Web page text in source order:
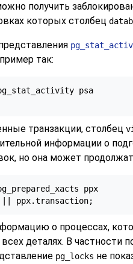
получить
которых столбец
так:
pg_stat_activity psa
транзакции, столбец
информации о
но она может
ppx
ppx.transaction;
о процессах,
деталях. В
pg_locks не